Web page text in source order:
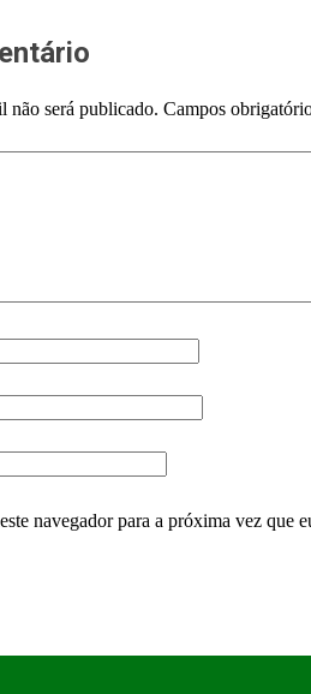
não será publicado. Campos
navegador para a próxima vez que